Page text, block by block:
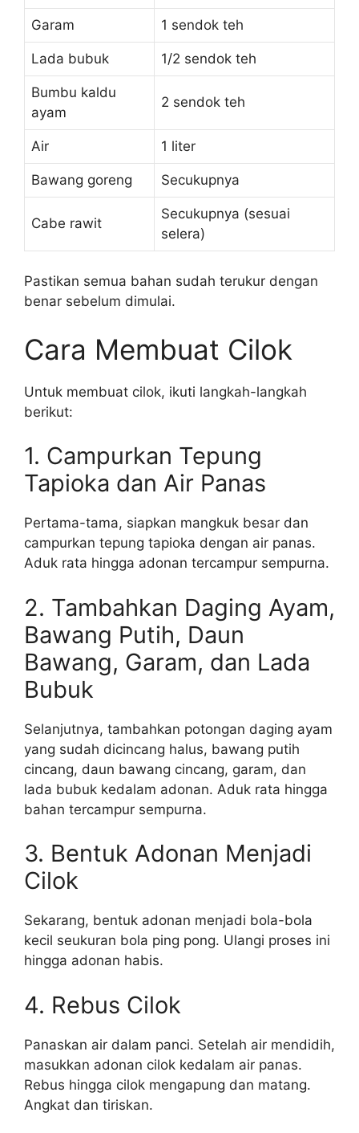
Garam 1 sendok teh
Lada bubuk 1/2 sendok teh
Bumbu kaldu
ayam
2 sendok teh
Air 1 liter
Bawang goreng Secukupnya
Cabe rawit
Secukupnya (sesuai
selera)
Pastikan semua bahan sudah terukur dengan
benar sebelum dimulai.
Cara Membuat Cilok
Untuk membuat cilok, ikuti langkah-langkah
berikut:
1. Campurkan Tepung
Tapioka dan Air Panas
Pertama-tama, siapkan mangkuk besar dan
campurkan tepung tapioka dengan air panas.
Aduk rata hingga adonan tercampur sempurna.
2. Tambahkan Daging Ayam,
Bawang Putih, Daun
Bawang, Garam, dan Lada
Bubuk
Selanjutnya, tambahkan potongan daging ayam
yang sudah dicincang halus, bawang putih
cincang, daun bawang cincang, garam, dan
lada bubuk kedalam adonan. Aduk rata hingga
bahan tercampur sempurna.
3. Bentuk Adonan Menjadi
Cilok
Sekarang, bentuk adonan menjadi bola-bola
kecil seukuran bola ping pong. Ulangi proses ini
hingga adonan habis.
4. Rebus Cilok
Panaskan air dalam panci. Setelah air mendidih,
masukkan adonan cilok kedalam air panas.
Rebus hingga cilok mengapung dan matang.
Angkat dan tiriskan.